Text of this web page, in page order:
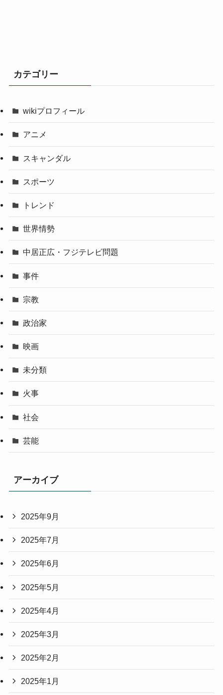
カテゴリー
wikiプロフィール
アニメ
スキャンダル
スポーツ
トレンド
世界情勢
中居正広・フジテレビ問題
事件
宗教
政治家
映画
未分類
火事
社会
芸能
アーカイブ
2025年9月
2025年7月
2025年6月
2025年5月
2025年4月
2025年3月
2025年2月
2025年1月